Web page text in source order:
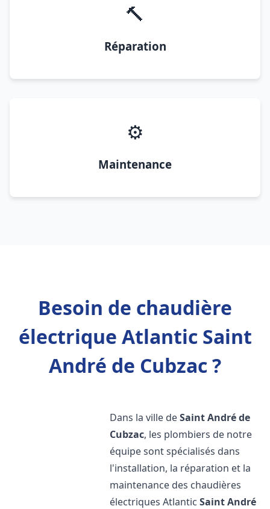
🔨
Réparation
⚙️
Maintenance
Besoin de chaudière
électrique Atlantic Saint
André de Cubzac ?
Dans la ville deSaint André de
Cubzac, les plombiers de notre
équipe sont spécialisés dans
l'installation, la réparation et la
maintenance des chaudières
électriques AtlanticSaint André